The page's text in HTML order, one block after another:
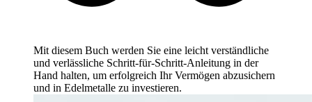
Mit diesem Buch werden Sie eine leicht verständliche
und verlässliche Schritt-für-Schritt-Anleitung in der
Hand halten, um erfolgreich Ihr Vermögen abzusichern
und in Edelmetalle zu investieren.